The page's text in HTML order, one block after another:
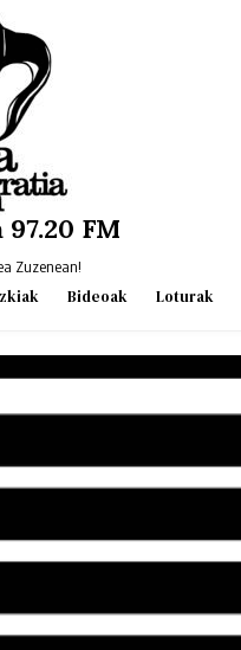
FM
Zuzenean!
Bideoak Loturak